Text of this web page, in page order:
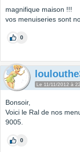
magnifique maison !!!
vos menuiseries sont
0
Le 11/11/2012 à
Bonsoir,
Voici le Ral de nos
9005.
0